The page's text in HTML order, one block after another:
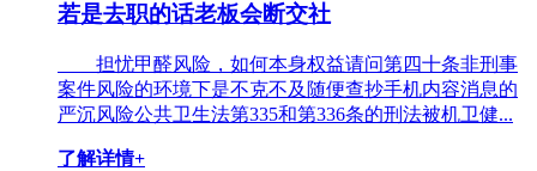
若是去职的话老板会断交社
担忧甲醛风险，如何本身权益请问第四十条非刑事
案件风险的环境下是不克不及随便查抄手机内容消息的
严沉风险公共卫生法第335和第336条的刑法被机卫健...
了解详情+